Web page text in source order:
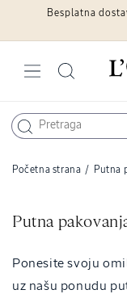
Pređite naBesplatna
Početna strana / Putna
C
l
l
Putna
Ponesite svoju
uz našu ponudu